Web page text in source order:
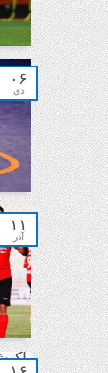
۰۶
دی
۱۱
آذر